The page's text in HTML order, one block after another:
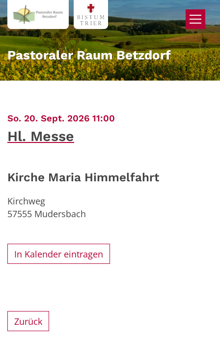
Zum Inhalt springen
Pastoraler Raum Betzdorf
So. 20. Sept. 2026 11:00
Hl. Messe
Kirche Maria Himmelfahrt
Kirchweg
57555 Mudersbach
In Kalender eintragen
Zurück